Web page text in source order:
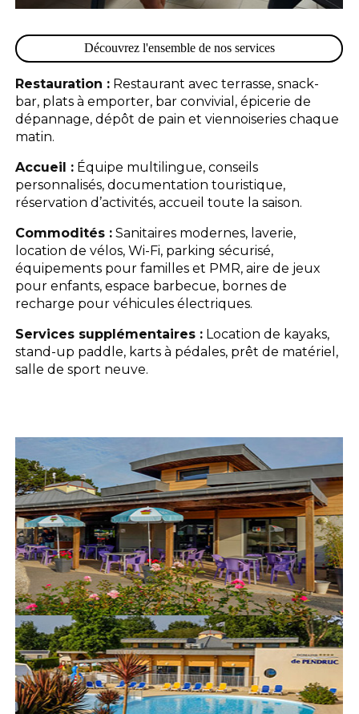
Découvrez l'ensemble de nos services
Restauration : Restaurant avec terrasse, snack-
bar, plats à emporter, bar convivial, épicerie de
dépannage, dépôt de pain et viennoiseries chaque
matin.
Accueil : Équipe multilingue, conseils
personnalisés, documentation touristique,
réservation d’activités, accueil toute la saison.
Commodités : Sanitaires modernes, laverie,
location de vélos, Wi-Fi, parking sécurisé,
équipements pour familles et PMR, aire de jeux
pour enfants, espace barbecue, bornes de
recharge pour véhicules électriques.
Services supplémentaires : Location de kayaks,
stand-up paddle, karts à pédales, prêt de matériel,
salle de sport neuve.